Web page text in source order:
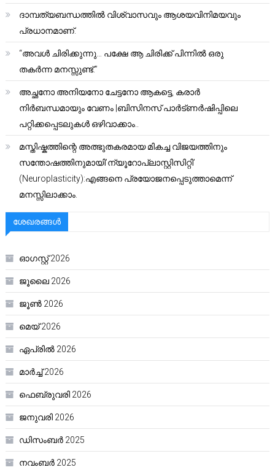
ദാമ്പത്യബന്ധത്തിൽ വിശ്വാസവും ആശയവിനിമയവും
പ്രധാനമാണ്.
“അവൾ ചിരിക്കുന്നു… പക്ഷേ ആ ചിരിക്ക് പിന്നിൽ ഒരു
തകർന്ന മനസ്സുണ്ട്.”
അച്ഛനോ അനിയനോ ചേട്ടനോ ആകട്ടെ, കരാർ
നിർബന്ധമായും വേണം |ബിസിനസ് പാർട്ണർഷിപ്പിലെ
പറ്റിക്കപ്പെടലുകൾ ഒഴിവാക്കാം..
മസ്തിഷ്കത്തിന്റെ അത്ഭുതകരമായ മികച്ച വിജയത്തിനും
സന്തോഷത്തിനുമായി’ന്യൂറോപ്ലാസ്റ്റിസിറ്റി’
(Neuroplasticity):എങ്ങനെ പ്രയോജനപ്പെടുത്താമെന്ന്
മനസ്സിലാക്കാം.
ശേഖരങ്ങൾ
ഓഗസ്റ്റ്‌ 2026
ജൂലൈ 2026
ജൂൺ 2026
മെയ്‌ 2026
ഏപ്രിൽ 2026
മാർച്ച്‌ 2026
ഫെബ്രുവരി 2026
ജനുവരി 2026
ഡിസംബർ 2025
നവംബർ 2025